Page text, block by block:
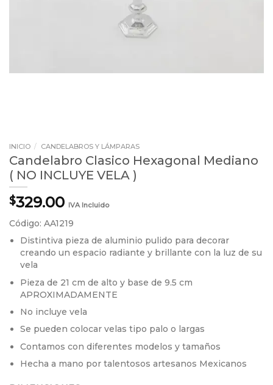
INICIO / CANDELABROS Y LÁMPARAS
Candelabro Clasico Hexagonal Mediano
( NO INCLUYE VELA )
$329.00 IVA Incluido
Código: AA1219
Distintiva pieza de aluminio pulido para decorar
creando un espacio radiante y brillante con la luz de su
vela
Pieza de 21 cm de alto y base de 9.5 cm
APROXIMADAMENTE
No incluye vela
Se pueden colocar velas tipo palo o largas
Contamos con diferentes modelos y tamaños
Hecha a mano por talentosos artesanos Mexicanos